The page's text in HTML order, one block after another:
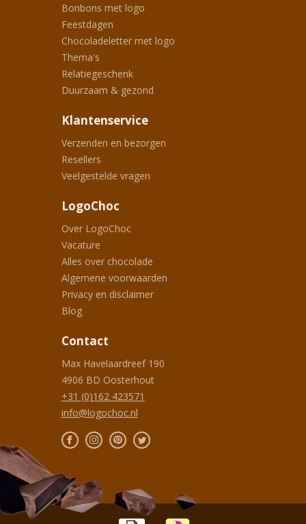
Bonbons met logo
Feestdagen
Chocoladeletter met logo
Thema's
Relatiegeschenk
Duurzaam & gezond
Klantenservice
Verzenden en bezorgen
Resellers
Veelgestelde vragen
LogoChoc
Over LogoChoc
Vacature
Alles over chocolade
Algemene voorwaarden
Privacy en disclaimer
Blog
Contact
Max Havelaardreef 190
4906 BD Oosterhout
+31 (0)162 423571
info@logochoc.nl